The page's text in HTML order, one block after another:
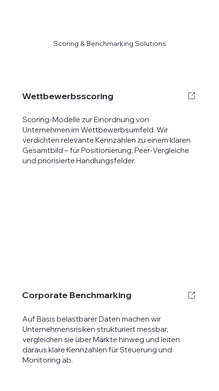
Scoring & Benchmarking Solutions
Wettbewerbsscoring
Scoring-Modelle zur Einordnung von
Unternehmen im Wettbewerbsumfeld. Wir
verdichten relevante Kennzahlen zu einem klaren
Gesamtbild – für Positionierung, Peer-Vergleiche
und priorisierte Handlungsfelder.
Corporate Benchmarking
Auf Basis belastbarer Daten machen wir
Unternehmensrisiken strukturiert messbar,
vergleichen sie über Märkte hinweg und leiten
daraus klare Kennzahlen für Steuerung und
Monitoring ab.